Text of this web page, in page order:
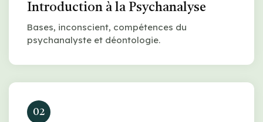
Introduction à la Psychanalyse
Bases, inconscient, compétences du
psychanalyste et déontologie.
02